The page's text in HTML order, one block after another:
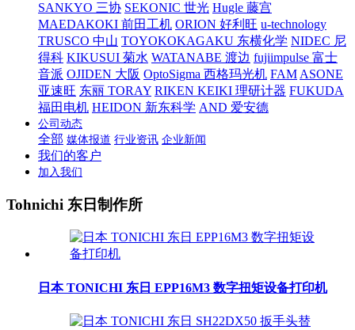
SANKYO 三协 SEKONIC 世光 Hugle 藤宫
MAEDAKOKI 前田工机 ORION 好利旺 u-technology
TRUSCO 中山 TOYOKOKAGAKU 东横化学 NIDEC 尼
得科 KIKUSUI 菊水 WATANABE 渡边 fujiimpulse 富士
音派 OJIDEN 大阪 OptoSigma 西格玛光机 FAM ASONE
亚速旺 东丽 TORAY RIKEN KEIKI 理研计器 FUKUDA
福田电机 HEIDON 新东科学 AND 爱安德
公司动态
全部 媒体报道 行业资讯 企业新闻
我们的客户
加入我们
Tohnichi 东日制作所
日本 TONICHI 东日 EPP16M3 数字扭矩设备打印机